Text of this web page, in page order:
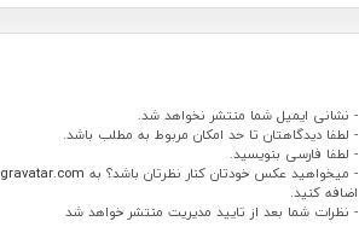
- نشانی ایمیل شما منتشر نخواهد شد.
- لطفا دیدگاهتان تا حد امکان مربوط به مطلب باشد.
- لطفا فارسی بنویسید.
- میخواهید عکس خودتان کنار نظرتان باشد؟ به gravatar.com
اضافه کنید.
- نظرات شما بعد از تایید مدیریت منتشر خواهد شد